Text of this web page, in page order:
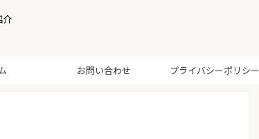
介
お問い合わせ プライバシーポリシー